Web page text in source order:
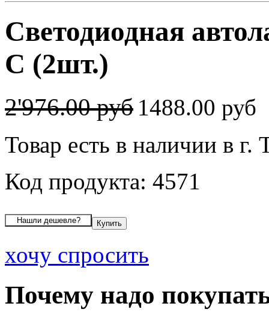
Светодиодная
C (2шт.)
2'976.00 руб 1488.00 руб
Товар есть в наличии в г.
Код продукта: 4571
хочу спросить
Почему надо